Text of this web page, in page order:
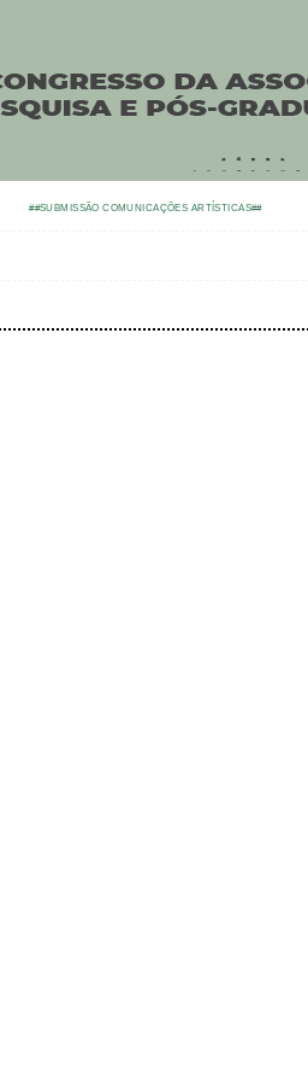
##SUBMISSÃO COMUNICAÇÕES ARTÍSTICAS##